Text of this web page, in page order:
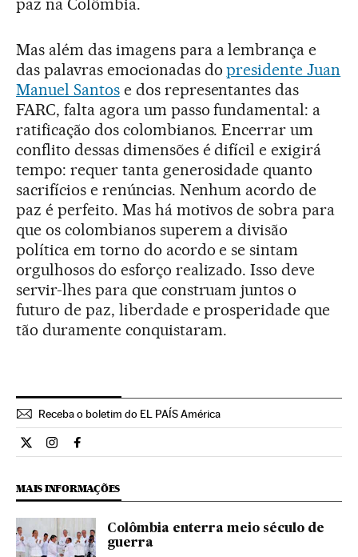
Mas além das imagens para a lembrança e
das palavras emocionadas dopresidente Juan
Manuel Santose dos representantes das
FARC, falta agora um passo fundamental: a
ratificação dos colombianos. Encerrar um
conflito dessas dimensões é difícil e exigirá
tempo: requer tanta generosidade quanto
sacrifícios e renúncias. Nenhum acordo de
paz é perfeito. Mas há motivos de sobra para
que os colombianos superem a divisão
política em torno do acordo e se sintam
orgulhosos do esforço realizado. Isso deve
servir-lhes para que construam juntos o
futuro de paz, liberdade e prosperidade que
tão duramente conquistaram.
Receba o boletim do EL PAÍS América
Opiniao El País Brasil en Twitter
Opiniao El País Brasil en Instagram
Opiniao El País Brasil en Facebook
MAIS INFORMAÇÕES
Colômbia enterra meio século de
guerra